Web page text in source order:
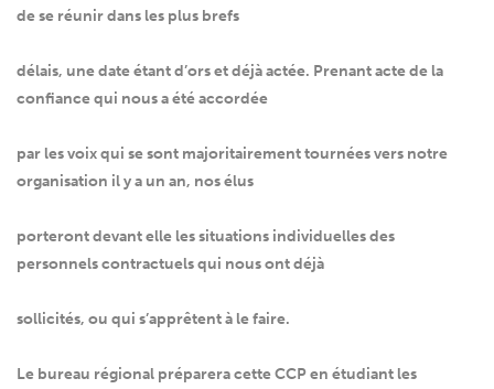
de se réunir dans les plus brefs
délais, une date étant d’ors et déjà actée. Prenant acte de la
confiance qui nous a été accordée
par les voix qui se sont majoritairement tournées vers notre
organisation il y a un an, nos élus
porteront devant elle les situations individuelles des
personnels contractuels qui nous ont déjà
sollicités, ou qui s’apprêtent à le faire.
Le bureau régional préparera cette CCP en étudiant les